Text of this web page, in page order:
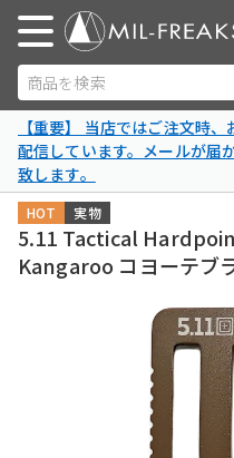
商品を検索
【重要】 当店ではご注文時
配信しています。メールが届
致します。
実物
HOT
5.11 Tactical
Kangaroo コヨーテブ